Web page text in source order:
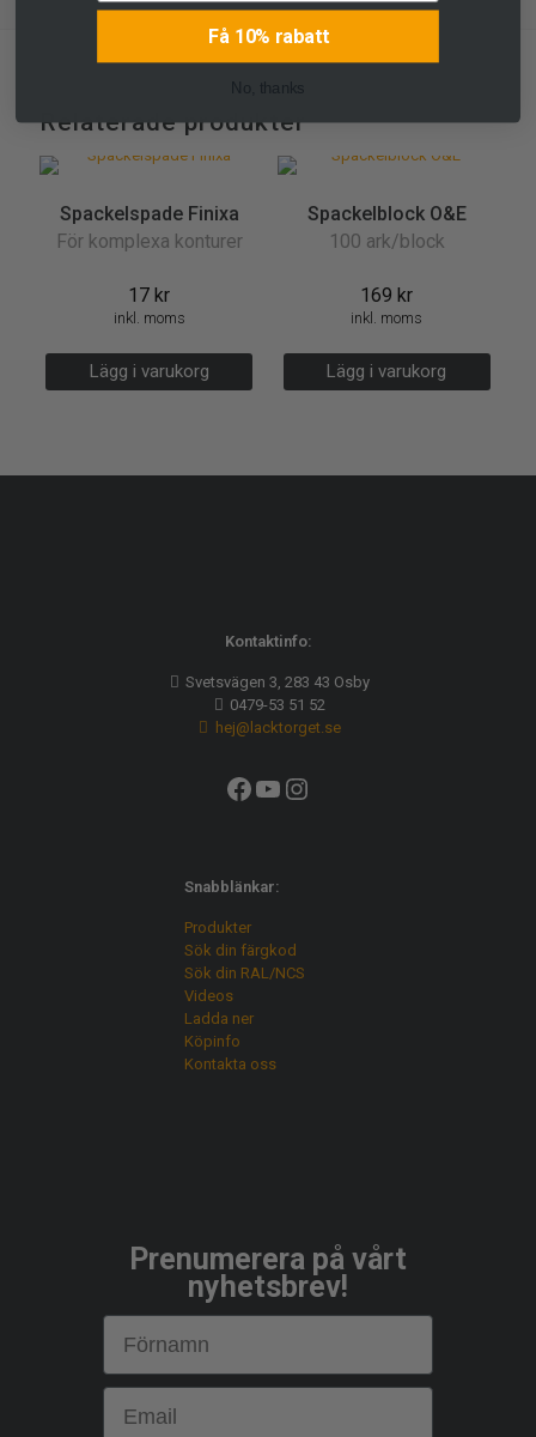
Relaterade produkter
Spackelspade Finixa
För komplexa konturer
17kr
inkl. moms
Lägg i varukorg
Spackelblock O&E
100 ark/block
169kr
inkl. moms
Lägg i varukorg
Kontaktinfo:
Svetsvägen 3, 283 43 Osby
0479-53 51 52
hej@lacktorget.se
Facebook
YouTube
Instagram
Snabblänkar:
Produkter
Sök din färgkod
Sök din RAL/NCS
Videos
Ladda ner
Köpinfo
Kontakta oss
Prenumerera på vårt
nyhetsbrev!
First Name
Email
Få 10% rabatt
No, thanks